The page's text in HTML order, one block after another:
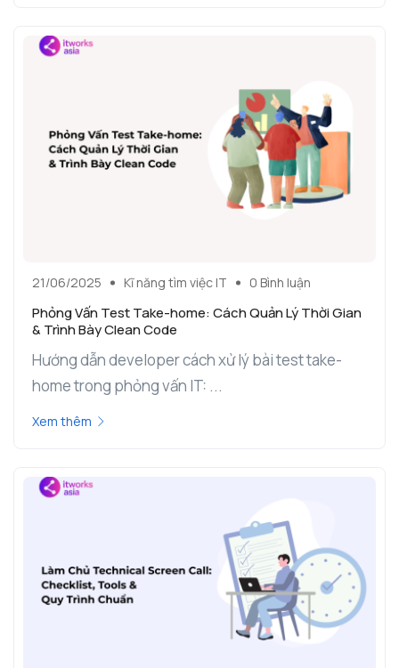
21/06/2025 Kĩ năng tìm việc IT 0 Bình luận
Phỏng Vấn Test Take-home: Cách Quản Lý Thời Gian
& Trình Bày Clean Code
Hướng dẫn developer cách xử lý bài test take-
home trong phỏng vấn IT: ...
Xem thêm